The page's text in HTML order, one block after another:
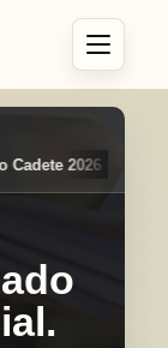
nacionais Mato